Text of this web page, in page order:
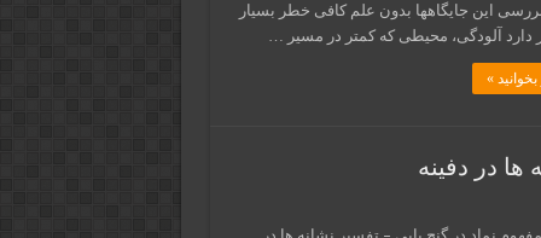
بررسی این جایگاهها بدون علم کافی خطر بسیار
دارد آلودگی، محیطی که کمتر در مسیر …
»
در دفینه